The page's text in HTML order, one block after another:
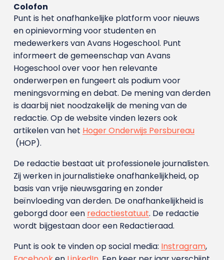
Colofon
Punt is het onafhankelijke platform voor nieuws
en opinievorming voor studenten en
medewerkers van Avans Hoge­school. Punt
informeert de gemeenschap van Avans
Hogeschool over voor hen relevante
onderwerpen en fungeert als podium voor
meningsvorming en debat. De mening van derden
is daarbij niet noodzakelijk de mening van de
redactie. Op de website vinden lezers ook
artikelen van het Hoger Onderwijs Persbureau
(HOP).
De redactie bestaat uit professionele journalisten.
Zij werken in journalistieke onafhankelijkheid, op
basis van vrije nieuwsgaring en zonder
beïnvloeding van derden. De onafhankelijkheid is
geborgd door een redactiestatuut. De redactie
wordt bijgestaan door een Redactieraad.
Punt is ook te vinden op social media: Instragram,